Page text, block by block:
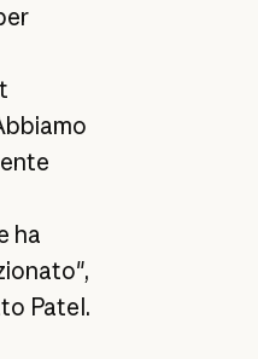
ha
Patel.